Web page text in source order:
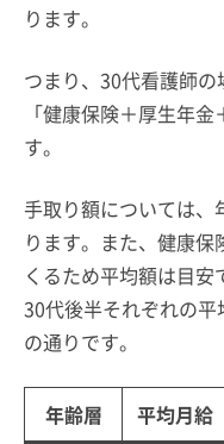
ります。
つまり、30代看護師
「健康保険＋厚生年
す。
手取り額については、
ります。また、健康
くるため平均額は目安
30代後半それぞれの
の通りです。
年齢層 平均月給